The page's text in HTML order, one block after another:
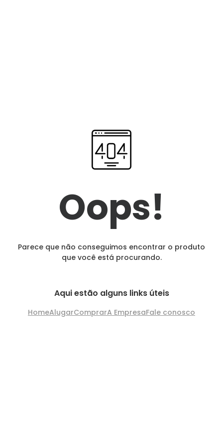
Oops!
Parece que não conseguimos encontrar o produto
que você está procurando.
Aqui estão alguns links úteis
HomeAlugarComprarA EmpresaFale conosco